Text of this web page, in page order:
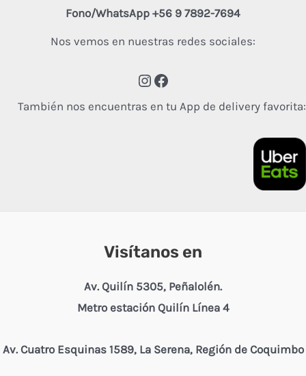
Fono/WhatsApp +56 9 7892-7694
Nos vemos en nuestras redes sociales:
También nos encuentras en tu App de delivery favorita:
Visítanos en
Av. Quilín 5305, Peñalolén.
Metro estación Quilín Línea 4
Av. Cuatro Esquinas 1589, La Serena, Región de Coquimbo